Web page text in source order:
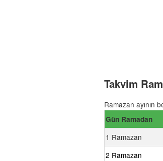
Takvim
Ramazan ayının
Gün Ramadan
1 Ramazan
2 Ramazan